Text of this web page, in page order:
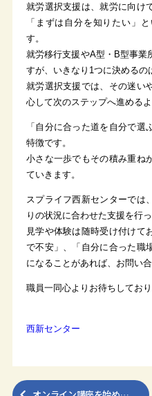
就労選択支援は、就労に向け
「まずは自分を知りたい」
す。
就労移行支援やA型・B型事業
すが、いきなり1つに決めるの
就労選択支援では、その迷い
心して次のステップへ進める
「自分に合った道を自分で
特徴です。
小さな一歩でもその積み重ね
ていきます。
スプライフ西新センターでは
りの状況に合わせた支援を行っ
見学や体験は随時受け付けて
で不安」、「自分に合った職
になることがあれば、お問い合
職員一同心よりお待ちしてお
西新センター